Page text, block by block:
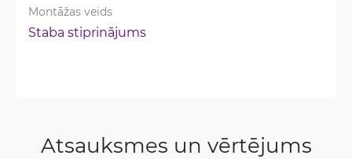
Montāžas veids
Staba stiprinājums
Atsauksmes un vērtējums